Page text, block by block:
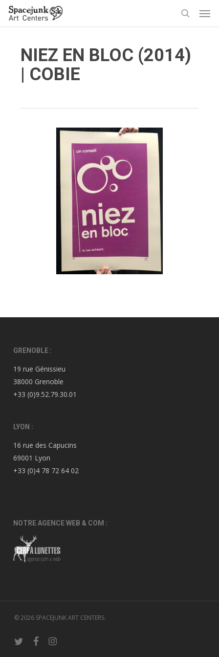
Skip
NIEZ EN BLOC (2014)
| COBIE
GRENOBLE :
19 rue Génissieu
38000 Grenoble
+33 (0)9.52.79.30.01
LYON :
16 rue des Capucins
69001 Lyon
+33 (0)4 78 72 64 02
NOTRE AGENCE WEB & COM :
© 2026 SPACEJUNK ART CENTERS.
twitter facebookinstagram